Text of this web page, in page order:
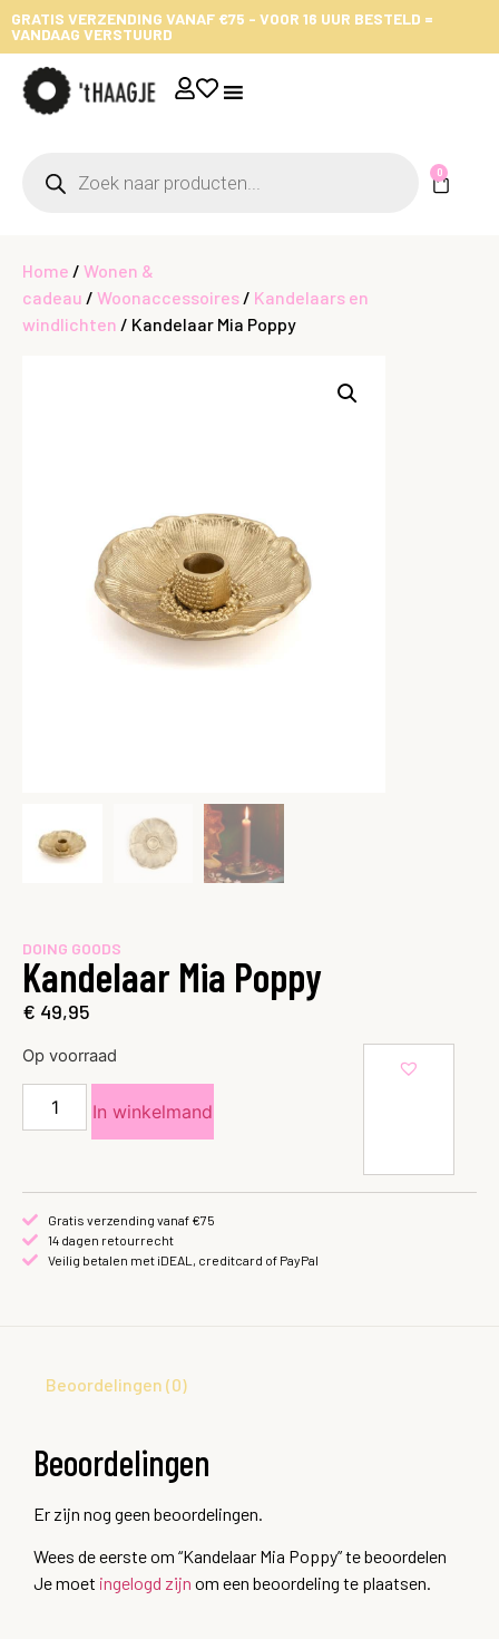
GRATIS VERZENDING VANAF €75 - VOOR 16 UUR BESTELD =
VANDAAG VERSTUURD
0
Home / Wonen &
cadeau / Woonaccessoires / Kandelaars en
windlichten / Kandelaar Mia Poppy
DOING GOODS
Kandelaar Mia Poppy
€ 49,95
Op voorraad
In winkelmand
Gratis verzending vanaf €75
14 dagen retourrecht
Veilig betalen met iDEAL, creditcard of PayPal
Beoordelingen (0)
Beoordelingen
Er zijn nog geen beoordelingen.
Wees de eerste om “Kandelaar Mia Poppy” te beoordelen
Je moet ingelogd zijn om een beoordeling te plaatsen.